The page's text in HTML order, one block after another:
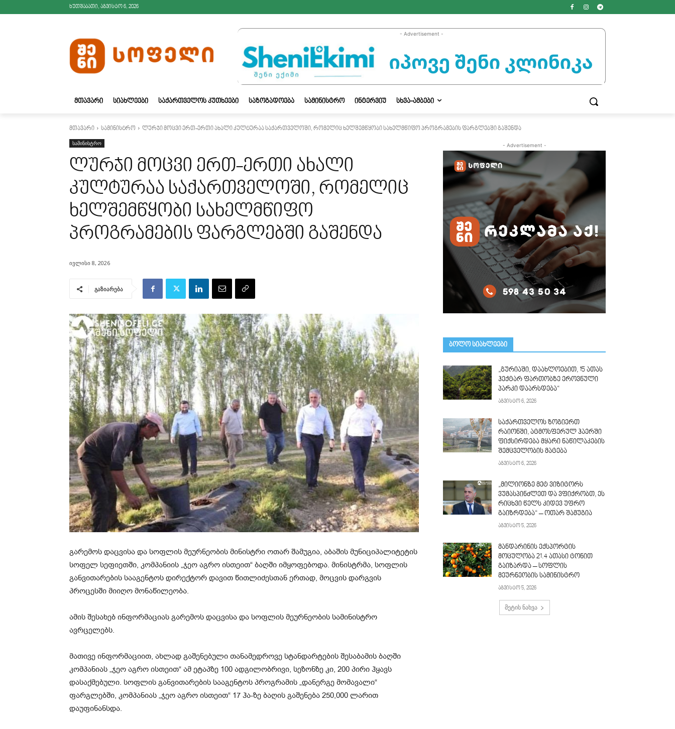
ხუთშაბათი, აგვისტო 6, 2026
- Advertisement -
ᲛᲗᲐᲕᲐᲠᲘ ᲡᲘᲐᲮᲚᲔᲔᲑᲘ ᲡᲐᲥᲐᲠᲗᲕᲔᲚᲝᲡ ᲙᲣᲗᲮᲔᲔᲑᲘ ᲡᲐᲖᲝᲒᲐᲓᲝᲔᲑᲐ ᲡᲐᲛᲘᲜᲘᲡᲢᲠᲝ ᲘᲜᲢᲔᲠᲕᲘᲣ ᲡᲮᲕᲐ-ᲐᲛᲑᲔᲑᲘ
მთავარი სამინისტრო ლურჯი მოცვი ერთ-ერთი ახალი კულტურაა საქართველოში, რომელიც ხელშემწყობი სახელმწიფო პროგრამების ფარგლებში გაშენდა
სამინისტრო
ლურჯი მოცვი ერთ-ერთი ახალი
კულტურაა საქართველოში, რომელიც
ხელშემწყობი სახელმწიფო
პროგრამების ფარგლებში გაშენდა
ივლისი 8, 2026
გაზიარება
გარემოს დაცვისა და სოფლის მეურნეობის მინისტრი ოთარ შამუგია, აბაშის მუნიციპალიტეტის
სოფელ სეფიეთში, კომპანიის „ჯეო აგრო ისთეით“ ბაღში იმყოფებოდა. მინისტრმა, სოფლის
განვითარების სააგენტოს დირექტორ დავით წითლიძესთან ერთად, მოცვის დარგვის
პროცესში მიიღო მონაწილეობა.
ამის შესახებ ინფორმაციას გარემოს დაცვისა და სოფლის მეურნეობის სამინისტრო
ავრცელებს.
მათივე ინფორმაციით, ახლად გაშენებული თანამედროვე სტანდარტების შესაბამის ბაღში
კომპანიას „ჯეო აგრო ისთეით“ ამ ეტაპზე 100 ადგილობრივი, სეზონზე კი, 200 პირი ჰყავს
დასაქმებული. სოფლის განვითარების სააგენტოს პროგრამის „დანერგე მომავალი“
ფარგლებში, კომპანიას „ჯეო აგრო ისთეით“ 17 ჰა-ზე ბაღის გაშენება 250,000 ლარით
დაუფინანსდა.
- Advertisement -
ᲑᲝᲚᲝ ᲡᲘᲐᲮᲚᲔᲔᲑᲘ
„გურიაში, დაახლოებით, 15 ათას
ჰექტარ ფართობზე ეროვნული
პარკი დაარსდება“
აგვისტო 6, 2026
საქართველოს ზოგიერთ
რაიონში, ატმოსფერულ ჰაერში
ფიქსირდება მყარი ნაწილაკების
შემცველობის მატება
აგვისტო 6, 2026
„მილიონზე მეტ ვიზიტორს
ვუმასპინძლეთ და ვფიქრობთ, ეს
რიცხვი წელს კიდევ უფრო
გაიზრდება“ – ოთარ შამუგია
აგვისტო 5, 2026
მანდარინის ექსპორტის
მოცულობა 21.4 ათასი ტონით
გაიზარდა – სოფლის
მეურნეობის სამინისტრო
აგვისტო 5, 2026
მეტის ნახვა